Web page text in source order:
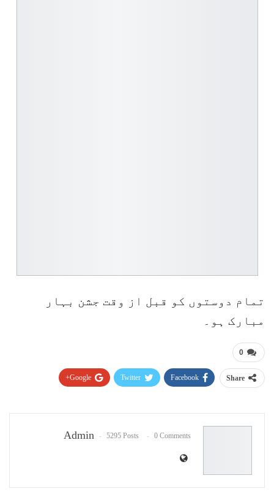
تمام دوستوں کو قبل از وقت جشن بہار
مبارک ہو۔
0
Share
Facebook
Twitter
Google+
Admin 5295 Posts 0 Comments